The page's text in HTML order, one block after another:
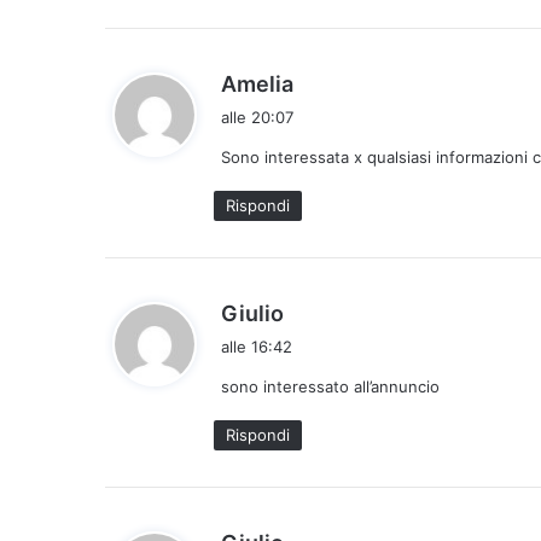
Amelia
e
t
t
alle 20:07
Sono interessata x qualsiasi informazioni
Rispondi
Giulio
a
e
t
t
alle 16:42
sono interessato all’annuncio
Rispondi